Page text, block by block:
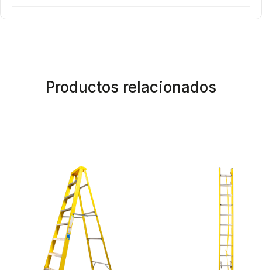
Productos relacionados